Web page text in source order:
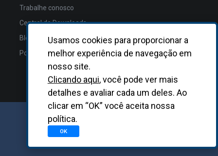
Trabalhe conosco
Central de Downloads
Blog
Política de Privacidade
GRUPO BIOSYS KOVALENT |
Usamos cookies para proporcionar a
melhor experiência de navegação em
nosso site.
Clicando aqui, você pode ver mais
detalhes e avaliar cada um deles. Ao
clicar em “OK” você aceita nossa
política.
OK